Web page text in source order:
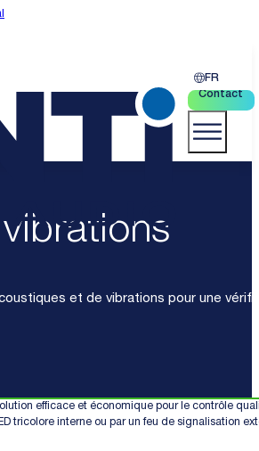
FR
Contact
et de vibrations pour une
efficace et économique pour le contrôle
tricolore interne ou par un feu de signalisation